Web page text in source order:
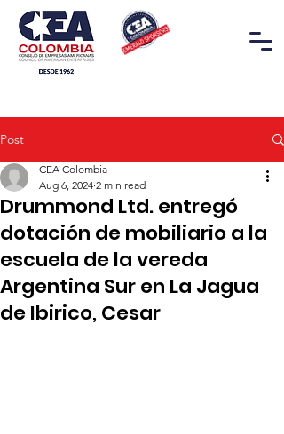
Post
Drummond Ltd. entregó
dotación de mobiliario a la
escuela de la vereda
Argentina Sur en La Jagua
de Ibirico, Cesar
CEA Colombia
Aug 6, 2024 2 min read